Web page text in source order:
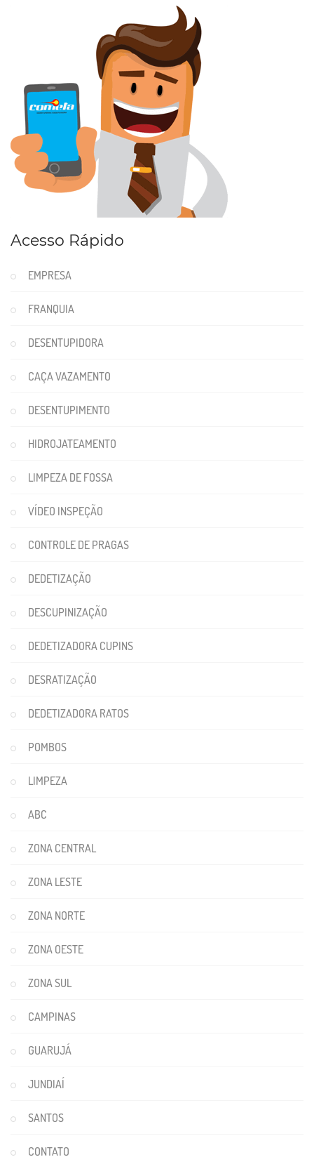
Acesso Rápido
EMPRESA
FRANQUIA
DESENTUPIDORA
CAÇA VAZAMENTO
DESENTUPIMENTO
HIDROJATEAMENTO
LIMPEZA DE FOSSA
VÍDEO INSPEÇÃO
CONTROLE DE PRAGAS
DEDETIZAÇÃO
DESCUPINIZAÇÃO
DEDETIZADORA CUPINS
DESRATIZAÇÃO
DEDETIZADORA RATOS
POMBOS
LIMPEZA
ABC
ZONA CENTRAL
ZONA LESTE
ZONA NORTE
ZONA OESTE
ZONA SUL
CAMPINAS
GUARUJÁ
JUNDIAÍ
SANTOS
CONTATO